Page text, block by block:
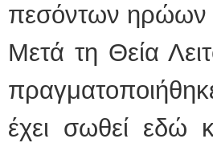
πεσόντων ηρώων
Μετά τη Θεία
έχει σωθεί εδώ